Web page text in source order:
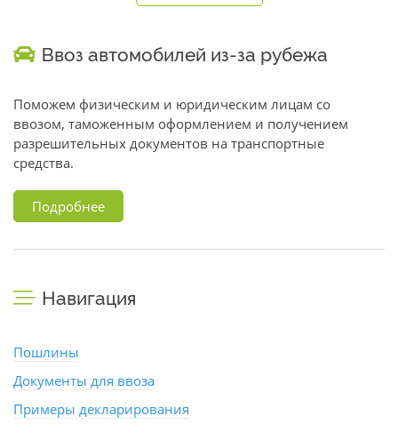
Ввоз автомобилей из-за рубежа
Поможем физическим и юридическим лицам со
ввозом, таможенным оформлением и получением
разрешительных документов на транспортные
средства.
Подробнее
Навигация
Пошлины
Документы для ввоза
Примеры декларирования